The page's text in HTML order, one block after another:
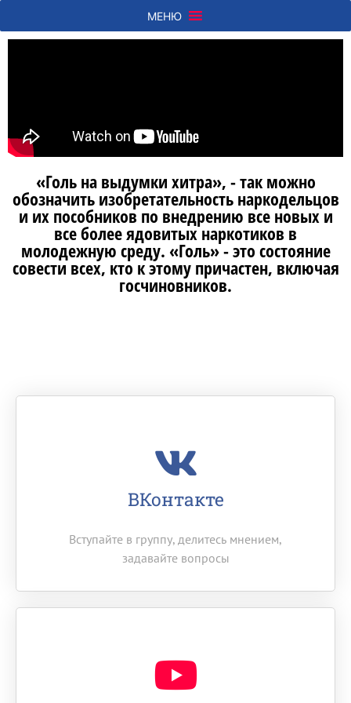
МЕНЮ
«Голь на выдумки хитра», - так можно
обозначить изобретательность наркодельцов
и их пособников по внедрению все новых и
все более ядовитых наркотиков в
молодежную среду. «Голь» - это состояние
совести всех, кто к этому причастен, включая
госчиновников.
ВКонтакте
Вступайте в группу, делитесь мнением,
задавайте вопросы